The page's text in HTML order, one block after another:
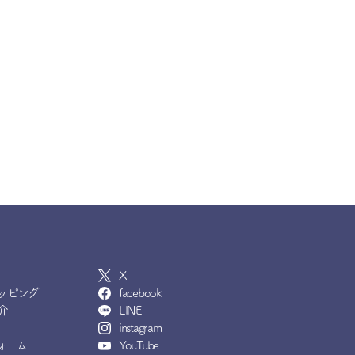
ピング
ーム
X
facebook
LINE
instagram
YouTube